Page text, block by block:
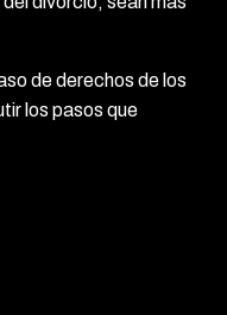
de derechos de los
los pasos que